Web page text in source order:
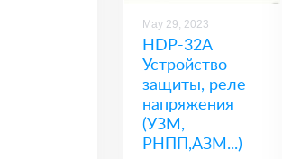
May 29, 2023
HDP-32А
Устройство
защиты, реле
напряжения
(УЗМ,
РНПП,АЗМ...)